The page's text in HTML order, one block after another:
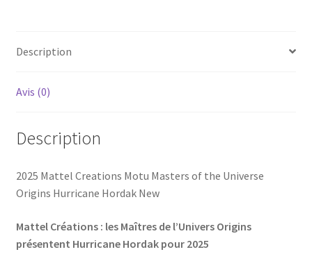
Description
Avis (0)
Description
2025 Mattel Creations Motu Masters of the Universe
Origins Hurricane Hordak New
Mattel Créations : les Maîtres de l’Univers Origins
présentent Hurricane Hordak pour 2025